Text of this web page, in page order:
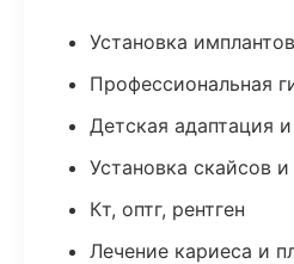
Установка
Профессиональная
Детская адаптация
Установка скайсов
Кт, оптг, рентген
Лечение кариеса и